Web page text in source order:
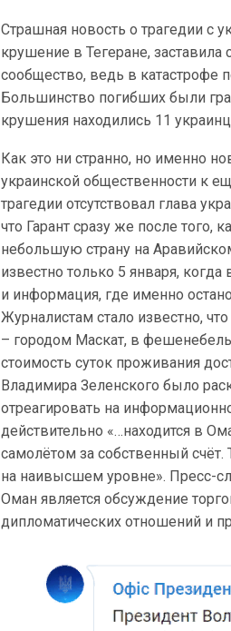
Страшная новость о трагедии с
крушение в Тегеране, заставила
сообщество, ведь в катастрофе
Большинство погибших были
крушения находились 11
Как это ни странно, но именно
украинской общественности к
трагедии отсутствовал глава
что Гарант сразу же после того,
небольшую страну на
известно только 5 января,
и информация, где именно
Журналистам стало известно,
– городом Маскат, в
стоимость суток проживания
Владимира Зеленского было
отреагировать на
действительно «…находится в
самолётом за собственный
на наивысшем уровне». Пресс-
Оман является обсуждение
дипломатических отношений и